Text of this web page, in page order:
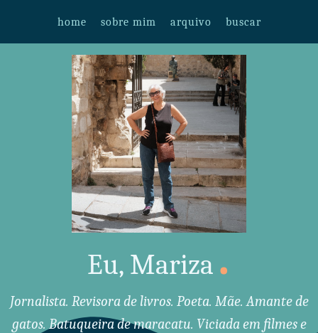
home sobre mim arquivo buscar
Eu, Mariza.
Jornalista. Revisora de livros. Poeta. Mãe. Amante de
gatos. Batuqueira de maracatu. Viciada em filmes e